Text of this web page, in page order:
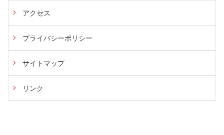
アクセス
プライバシーポリシー
サイトマップ
リンク